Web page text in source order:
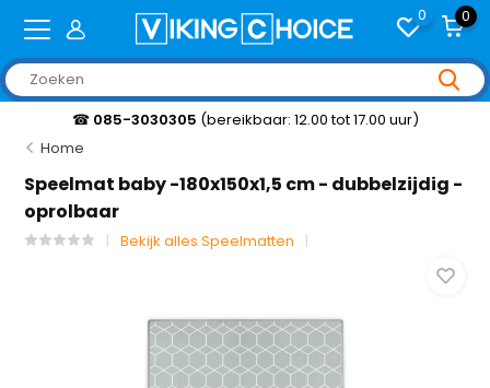
0 0
☎ 085-3030305 (bereikbaar: 12.00 tot 17.00 uur)
Home
Speelmat baby -180x150x1,5 cm - dubbelzijdig -
oprolbaar
Bekijk alles Speelmatten